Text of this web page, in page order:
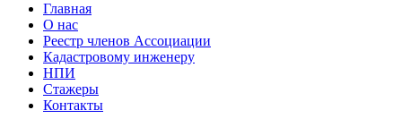
Главная
О нас
Реестр членов Ассоциации
Кадастровому инженеру
НПИ
Стажеры
Контакты